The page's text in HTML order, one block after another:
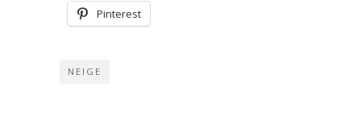
Pinterest
NEIGE